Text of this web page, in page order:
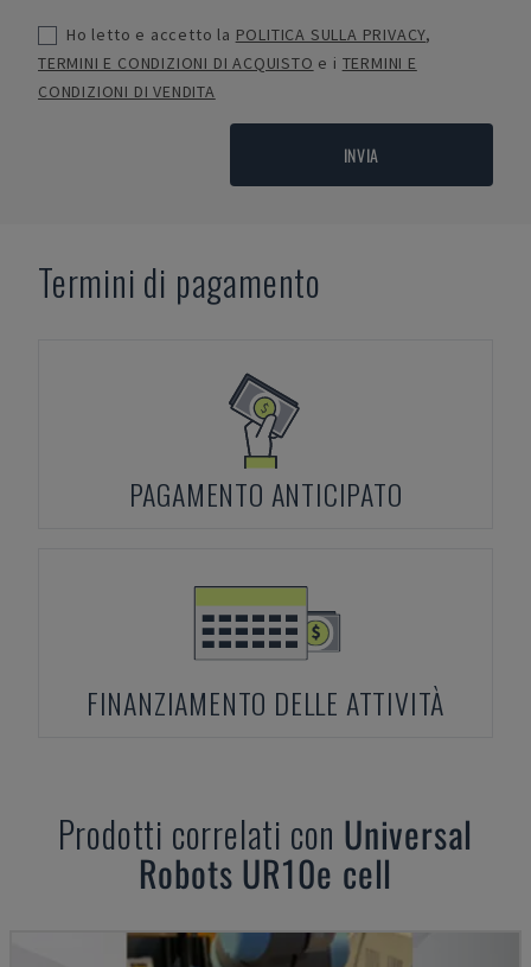
Ho letto e accetto la POLITICA SULLA PRIVACY,
TERMINI E CONDIZIONI DI ACQUISTO e i TERMINI E
CONDIZIONI DI VENDITA
INVIA
Termini di pagamento
PAGAMENTO ANTICIPATO
FINANZIAMENTO DELLE ATTIVITÀ
Prodotti correlati con Universal
Robots UR10e cell